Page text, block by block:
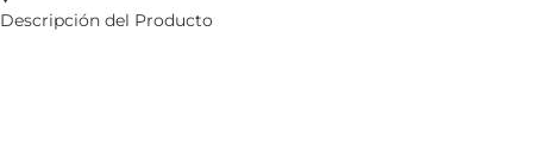
Descripción del Producto